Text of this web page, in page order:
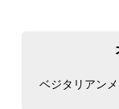
ベジタリアン